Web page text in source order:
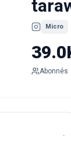
Micro
Abonnés
-